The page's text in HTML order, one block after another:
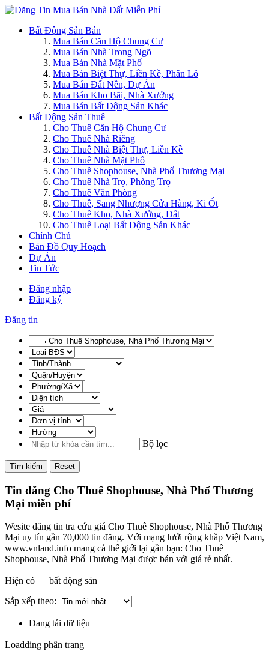
Bất Động Sản Bán
Mua Bán Căn Hộ Chung Cư
Mua Bán Nhà Trong Ngõ
Mua Bán Nhà Mặt Phố
Mua Bán Biệt Thự, Liền Kề, Phân Lô
Mua Bán Đất Nền, Dự Án
Mua Bán Kho Bãi, Nhà Xưởng
Mua Bán Bất Động Sản Khác
Bất Động Sản Thuê
Cho Thuê Căn Hộ Chung Cư
Cho Thuê Nhà Riêng
Cho Thuê Nhà Biệt Thự, Liền Kề
Cho Thuê Nhà Mặt Phố
Cho Thuê Shophouse, Nhà Phố Thương Mại
Cho Thuê Nhà Trọ, Phòng Trọ
Cho Thuê Văn Phòng
Cho Thuê, Sang Nhượng Cửa Hàng, Ki Ốt
Cho Thuê Kho, Nhà Xưởng, Đất
Cho Thuê Loại Bất Động Sản Khác
Chính Chủ
Bản Đồ Quy Hoạch
Dự Án
Tin Tức
Đăng nhập
Đăng ký
Đăng tin
Bộ lọc
Tìm kiếm Reset
Tin đăng Cho Thuê Shophouse, Nhà Phố Thương
Mại miễn phí
Wesite đăng tin tra cứu giá Cho Thuê Shophouse, Nhà Phố Thương
Mại uy tín gần 70,000 tin đăng. Với mạng lưới rộng khắp Việt Nam,
www.vnland.info mang cả thế giới lại gần bạn: Cho Thuê
Shophouse, Nhà Phố Thương Mại được bán với giá rẻ nhất.
Hiện có
bất động sản
Sắp xếp theo:
Đang tải dữ liệu
Loadding phân trang